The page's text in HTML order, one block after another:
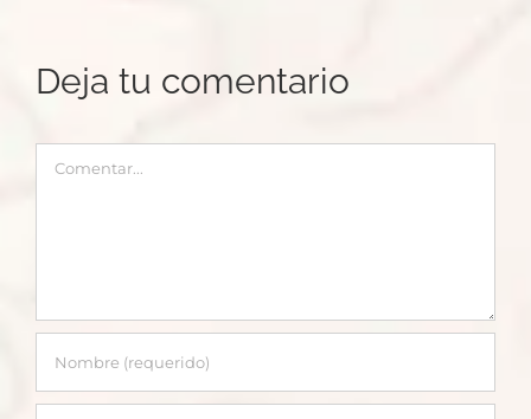
Deja tu comentario
Comentar